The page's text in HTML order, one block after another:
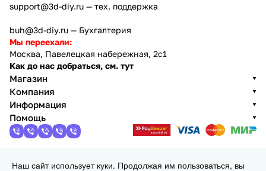
support@3d-diy.ru — тех. поддержка
buh@3d-diy.ru — Бухгалтерия
Мы переехали:
Москва, Павелецкая набережная, 2с1
Как до нас добраться, см. тут
Магазин
Компания
Информация
Помощь
2013 - 2026 © 3DiY (Тридиай) - интернет-магазин
Наш сайт использует куки. Продолжая им пользоваться, вы